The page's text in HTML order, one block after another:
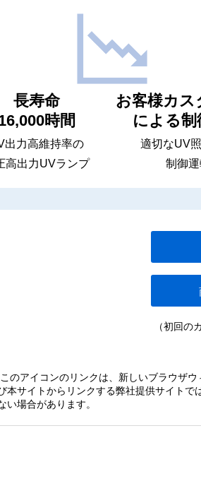
長寿命
時間
出力高維持率の
高出力UVランプ
お客様カス
による制
適切なUV
制御
（初回の
このアイコンのリンクは、新しいブラウザ
本サイトからリンクする弊社提供サイト
い場合があります。